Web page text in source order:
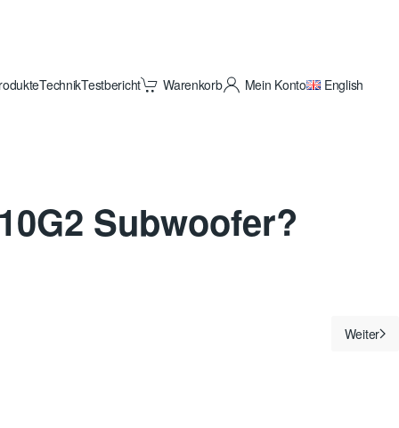
TechnikTestbericht Warenkorb Mein Konto English
Subwoofer?
Weiter